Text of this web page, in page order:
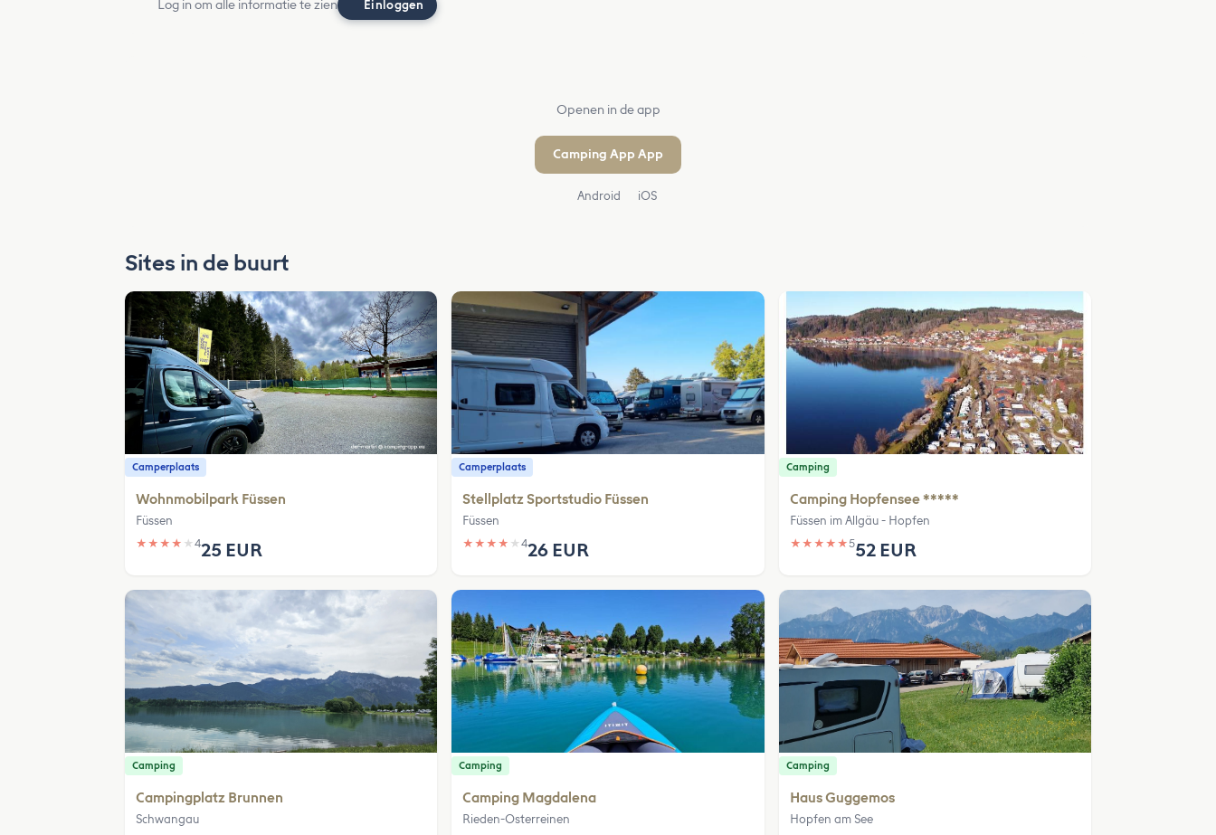
Log in om alle informatie te zien Einloggen
Openen in de app
Camping App App
Android iOS
Sites in de buurt
Camperplaats
Wohnmobilpark Füssen
Füssen
★ ★ ★ ★ ★ 425 EUR
Camperplaats
Stellplatz Sportstudio Füssen
Füssen
★ ★ ★ ★ ★426 EUR
Camping
Camping Hopfensee *****
Füssen im Allgäu - Hopfen
★ ★ ★ ★ ★552 EUR
Camping
Campingplatz Brunnen
Schwangau
Camping
Camping Magdalena
Rieden-Osterreinen
Camping
Haus Guggemos
Hopfen am See